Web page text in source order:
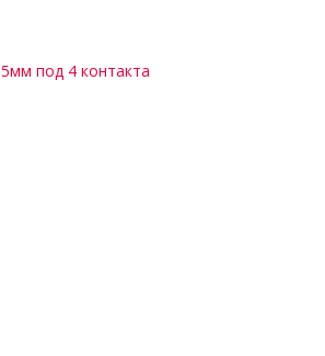
5мм под 4 контакта